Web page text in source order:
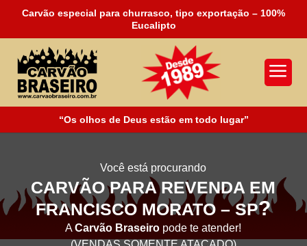
Carvão especial para churrasco, tipo exportação – 100%
Eucalipto
a
“Os olhos de Deus estão em todo lugar”
Você está procurando
CARVÃO PARA REVENDA EM
FRANCISCO MORATO – SP?
ACarvão Braseiro pode te atender!